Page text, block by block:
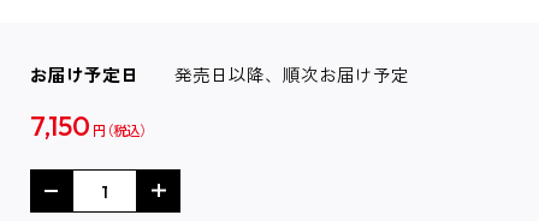
お届け予定日 発売日以降、順次お届け予定
7,150 円